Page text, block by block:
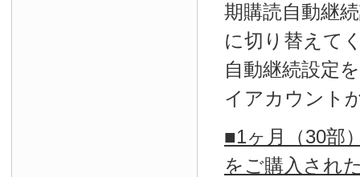
期購読自動継
に切り替えて
自動継続設定
イアカウント
■1ヶ月（30部
をご購入され